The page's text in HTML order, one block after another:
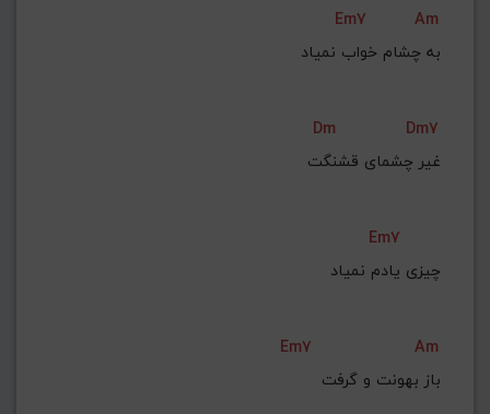
Em7
Am
به چشام خواب نمیاد
Dm
Dm7
Em7
چیزی یادم نمیاد
Em7
Am